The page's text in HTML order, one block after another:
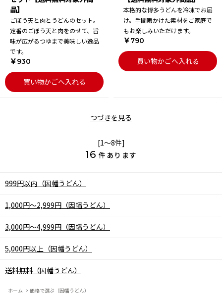
品】
ごぼう天と肉とうどんのセット。
定番のごぼう天と肉をのせて、旨
味が広がるつゆまで美味しい逸品
です。
￥930
買い物かごへ入れる
本格的な博多うどんを冷凍でお届
け。手間暇かけた素材をご家庭で
もお楽しみいただけます。
￥790
買い物かごへ入れる
つづきを見る
[1～8件]
16 件あります
999円以内（因幡うどん）
1,000円～2,999円（因幡うどん）
3,000円～4,999円（因幡うどん）
5,000円以上（因幡うどん）
送料無料（因幡うどん）
ホーム > 価格で選ぶ（因幡うどん）